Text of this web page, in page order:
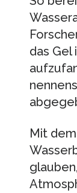
das Gel
Mit